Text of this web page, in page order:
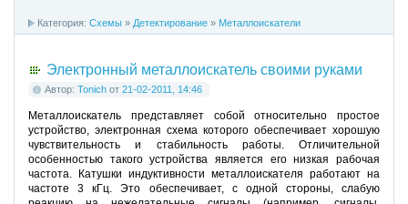
Категория: Схемы » Детектирование » Металлоискатели
Электронный металлоискатель своими руками
Автор: Tonich от 21-02-2011, 14:46
Металлоискатель представляет собой относительно простое
устройство, электронная схема которого обеспечивает хорошую
чувствительность и стабильность работы. Отличительной
особенностью такого устройства является его низкая рабочая
частота. Катушки индуктивности металлоискателя работают на
частоте 3 кГц. Это обеспечивает, с одной стороны, слабую